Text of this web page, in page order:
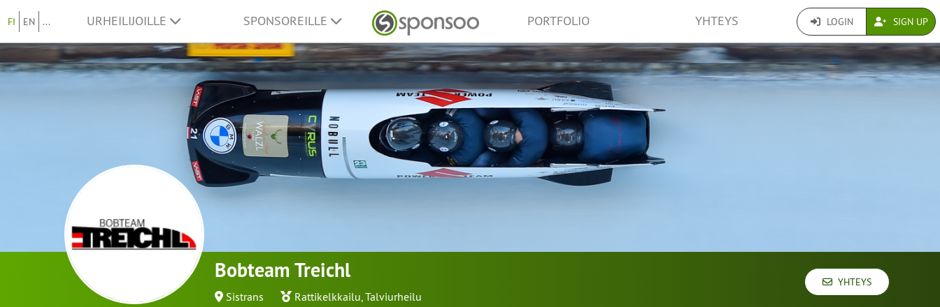
FI EN ... URHEILIJOILLE SPONSOREILLE PORTFOLIO YHTEYS LOGIN SIGN UP
Bobteam Treichl
Sistrans Rattikelkkailu,Talviurheilu
YHTEYS